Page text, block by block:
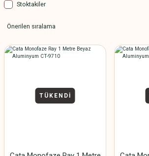
Stoktakiler
TÜKENDİ